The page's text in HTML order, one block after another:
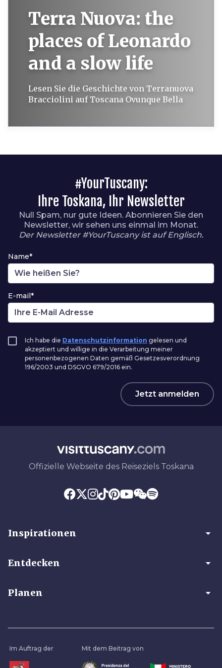
Terra Nuova: the
places of Leonardo
and a slow life
Lesen Sie die Geschichte von Terranuova
Bracciolini auf Toscana Ovunque Bella
#YourTuscany:
Ihre Toskana, Ihr Newsletter
Null Spam, nur gute Ideen. Abonnieren Sie den
Newsletter, wir sehen uns einmal im Monat.
Der Newsletter #YourTuscany ist auf Englisch.
Name*
E-mail*
Ich habe die Datenschutzinformation gelesen und
akzeptiert und willige in die Verarbeitung meiner
personenbezogenen Daten gemäß Gesetzesverordnung
196/2003 und DSGVO 679/2016 ein.
Jetzt anmelden
Offizielle Webseite des Reiseziels Toskana
Inspirationen arrow_drop_down
Entdecken arrow_drop_down
Planen arrow_drop_down
Im Auftrag der Mit dem Beitrag von